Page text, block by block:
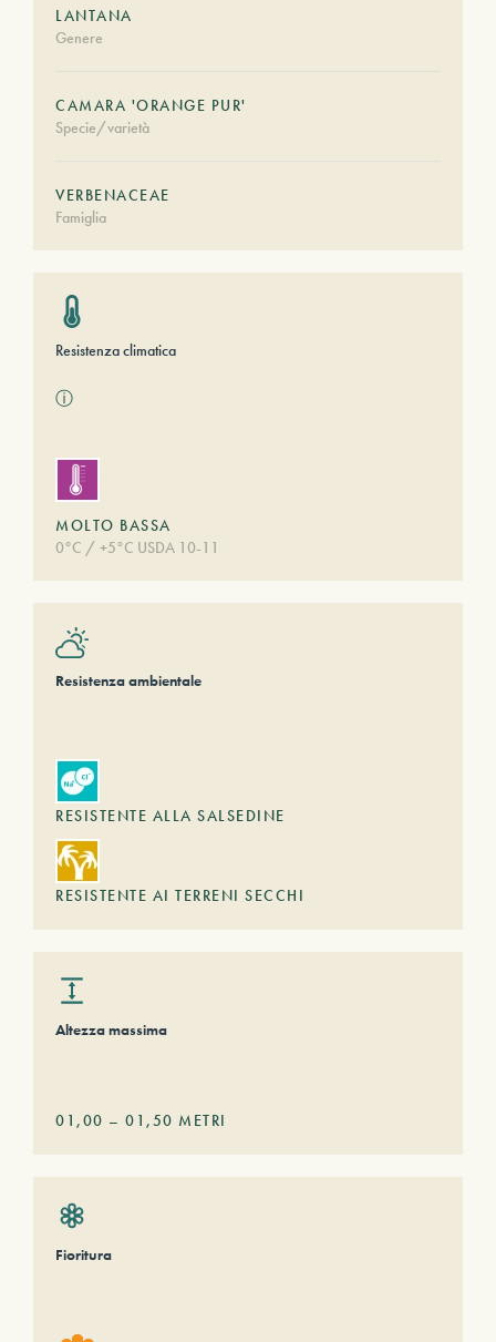
LANTANA
Genere
CAMARA 'ORANGE PUR'
Specie/varietà
VERBENACEAE
Famiglia
Resistenza climatica
ⓘ
MOLTO BASSA
0°C / +5°C USDA 10-11
Resistenza ambientale
RESISTENTE ALLA SALSEDINE
RESISTENTE AI TERRENI SECCHI
Altezza massima
01,00 – 01,50 METRI
Fioritura